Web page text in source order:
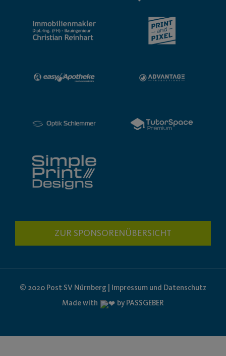
ZUR SPONSORENÜBERSICHT
© 2020 Post SV Nürnberg | Impressum und Datenschutz
Made with
by PASSGEBER